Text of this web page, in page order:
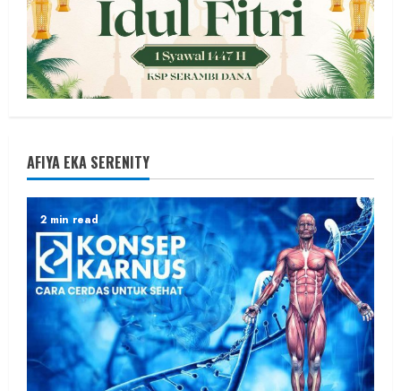
AFIYA EKA SERENITY
2 min read